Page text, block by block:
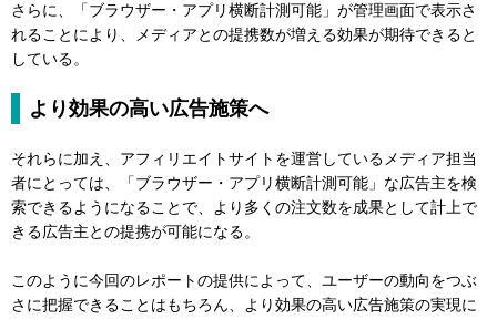
さらに、「ブラウザー・アプリ横断計測可能」が管理画面で表示さ
れることにより、メディアとの提携数が増える効果が期待できると
している。
より効果の高い広告施策へ
それらに加え、アフィリエイトサイトを運営しているメディア担当
者にとっては、「ブラウザー・アプリ横断計測可能」な広告主を検
索できるようになることで、より多くの注文数を成果として計上で
きる広告主との提携が可能になる。
このように今回のレポートの提供によって、ユーザーの動向をつぶ
さに把握できることはもちろん、より効果の高い広告施策の実現に